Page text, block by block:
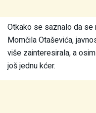
Otkako se saznalo da
Momčila Otaševića,
više zainteresirala, a
još jednu kćer.